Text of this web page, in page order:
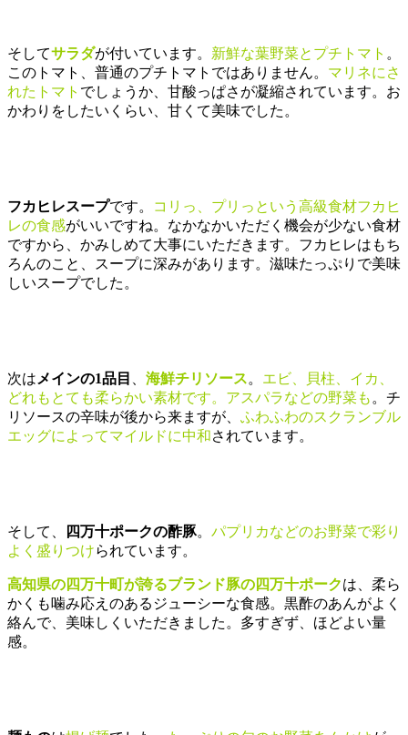
そしてサラダが付いています。 新鮮な葉野菜とプチトマト 。
このトマト、普通のプチトマトではありません。 マリネにさ
れたトマト でしょうか、甘酸っぱさが凝縮されています。お
かわりをしたいくらい、甘くて美味でした。
フカヒレスープです。
コリっ、プリっという高級食材フカヒ
レの食感がいいですね。なかなかいただく機会が少ない食材
ですから、かみしめて大事にいただきます。フカヒレはもち
ろんのこと、スープに深みがあります。滋味たっぷりで美味
しいスープでした。
次は メインの1品目 海鮮チリソース。 エビ、貝柱、イカ、
どれもとても柔らかい素材です。アスパラなどの野菜も 。チ
リソースの辛味が後から来ますが、 ふわふわのスクランブル
エッグによってマイルドに中和されています。
そして、 四万十ポークの酢豚。 パプリカなどのお野菜で彩り
よく盛りつけられています。
高知県の四万十町が誇るブランド豚の四万十ポークは、柔ら
かくも噛み応えのあるジューシーな食感。黒酢のあんがよく
絡んで、美味しくいただきました。多すぎず、ほどよい量
感。